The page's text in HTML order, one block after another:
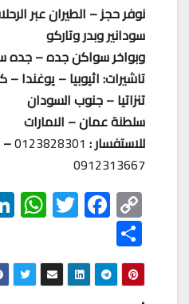
نوفر حجز – الطيران عبر
سودانير وبدر وتاركو
وبواخر سواكن جده – جده
تاشيرات: اثيوبيا – يوغندا –
تنزاتيا – جنوب السودان
سلطنة عمان – الامارات
للاستفسار : 0123828301
–
0912313667
C
o
p
y
F
ac
eb
o
T
wi
tt
er
h
s
S
h
ar